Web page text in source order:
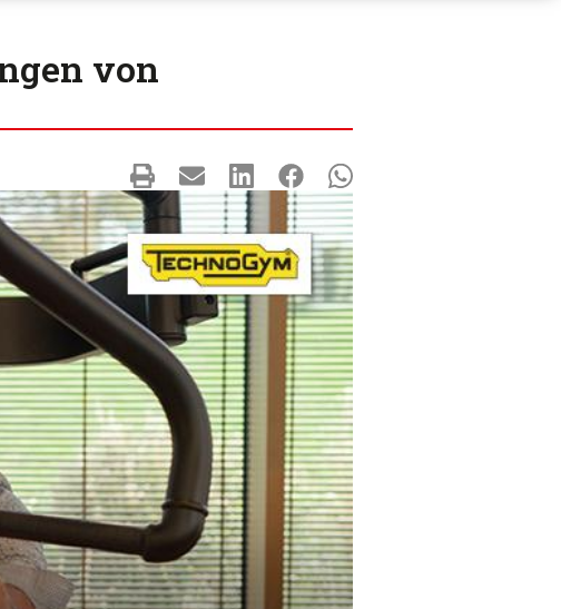
von